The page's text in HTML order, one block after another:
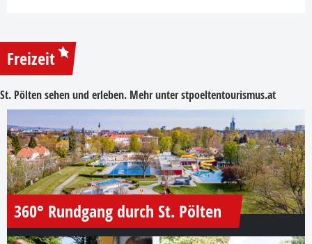
Freizeit
St. Pölten sehen und erleben. Mehr unterstpoeltentourismus.at
360° Rundgang durch St. Pölten